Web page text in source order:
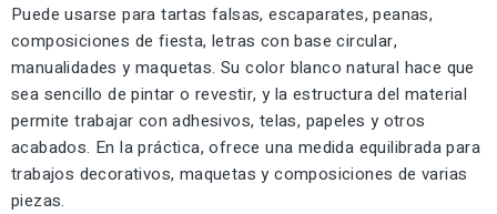
Puede usarse para tartas falsas, escaparates, peanas,
composiciones de fiesta, letras con base circular,
manualidades y maquetas. Su color blanco natural hace que
sea sencillo de pintar o revestir, y la estructura del material
permite trabajar con adhesivos, telas, papeles y otros
acabados. En la práctica, ofrece una medida equilibrada para
trabajos decorativos, maquetas y composiciones de varias
piezas.